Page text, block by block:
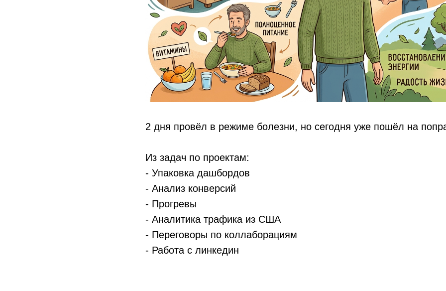
2 дня провёл в режиме болезни, но сегодня уже пошёл на
Из задач по проектам:
- Упаковка дашбордов
- Анализ конверсий
- Прогревы
- Аналитика трафика из США
- Переговоры по коллаборациям
- Работа с линкедин